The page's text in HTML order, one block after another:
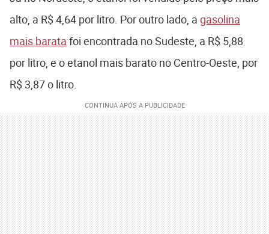
alto, a R$ 4,64 por litro. Por outro lado, a gasolina
mais barata foi encontrada no Sudeste, a R$ 5,88
por litro, e o etanol mais barato no Centro-Oeste, por
R$ 3,87 o litro.